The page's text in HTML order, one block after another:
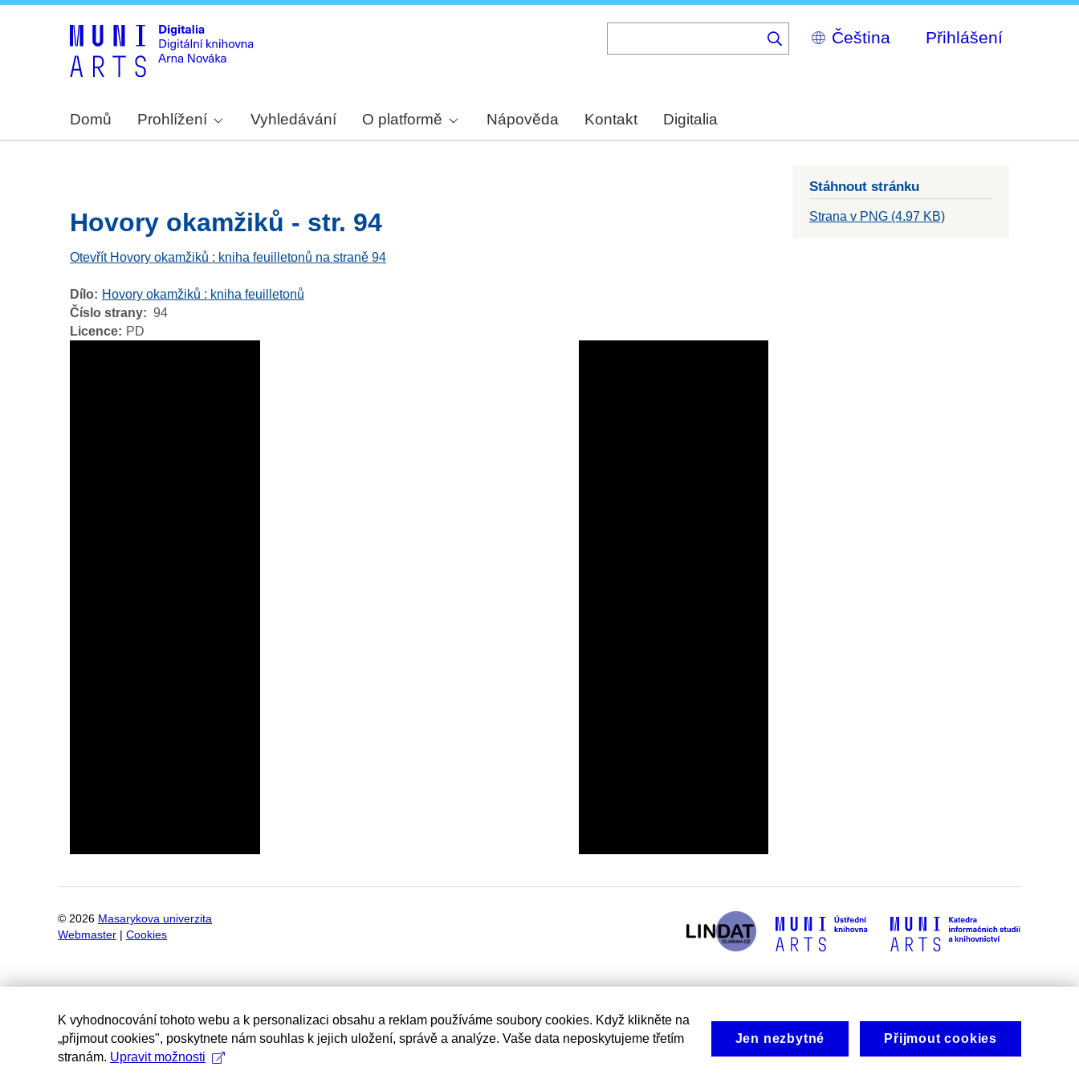
Select
your
Přihlášení
Domů Prohlížení Vyhledávání O platformě Nápověda Kontakt Digitalia
Hovory okamžiků - str. 94
Otevřít Hovory okamžiků : kniha feuilletonů na straně 94
Dílo
Hovory okamžiků : kniha feuilletonů
Číslo strany
94
Licence
PD
Stáhnout stránku
Strana v PNG (4.97 KB)
© 2026 Masarykova univerzita
Webmaster
Cookies
K vyhodnocování tohoto webu a k personalizaci obsahu a reklam používáme soubory cookies. Když klikněte na
„přijmout cookies", poskytnete nám souhlas k jejich uložení, správě a analýze. Vaše data neposkytujeme třetím
stranám. Upravit možnosti
Jen nezbytné Přijmout cookies